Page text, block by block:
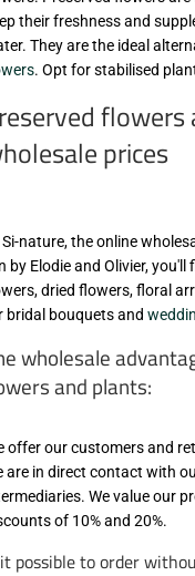
their freshness and
They are the ideal
. Opt for stabilised
flowers
prices
nature, the online
by Elodie and Olivier,
dried flowers, floral
bridal bouquets and
wholesale
and plants:
offer our customers and
are in direct contact with
We value our
of 10% and 20%.
possible to order